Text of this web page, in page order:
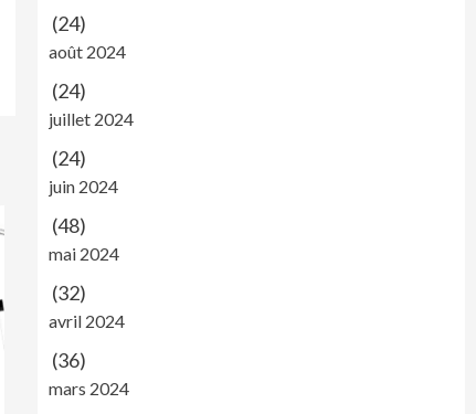
(24)
août 2024
(24)
juillet 2024
(24)
juin 2024
(48)
mai 2024
(32)
avril 2024
(36)
mars 2024